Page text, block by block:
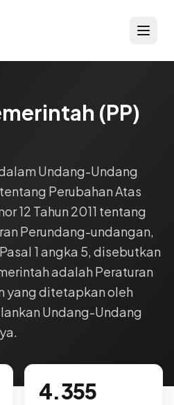
(PP)
Undang-Undang
Perubahan Atas
12 Tahun 2011 tentang
Perundang-undangan,
1 angka 5, disebutkan
adalah Peraturan
yang ditetapkan oleh
Undang-Undang
4.355